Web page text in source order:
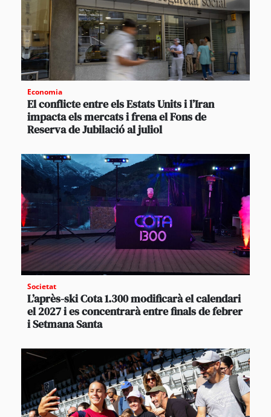
Economia
El conflicte entre els Estats Units i l’Iran
impacta els mercats i frena el Fons de
Reserva de Jubilació al juliol
Societat
L’après-ski Cota 1.300 modificarà el calendari
el 2027 i es concentrarà entre finals de febrer
i Setmana Santa